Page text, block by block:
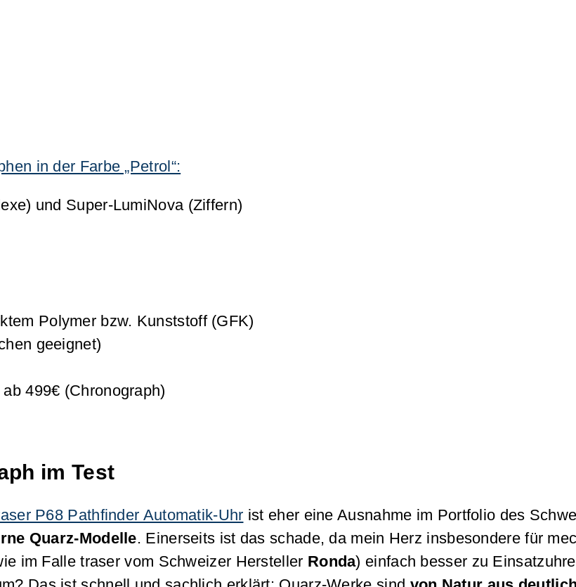
in der Farbe „Petrol“:
und Super-LumiNova (Ziffern)
Polymer bzw. Kunststoff (GFK)
geeignet)
499€ (Chronograph)
im Test
P68 Pathfinder Automatik-Uhr ist eher eine Ausnahme im Portfolio des
Quarz-Modelle. Einerseits ist das schade, da mein Herz insbesondere für
im Falle traser vom Schweizer Hersteller Ronda) einfach besser zu